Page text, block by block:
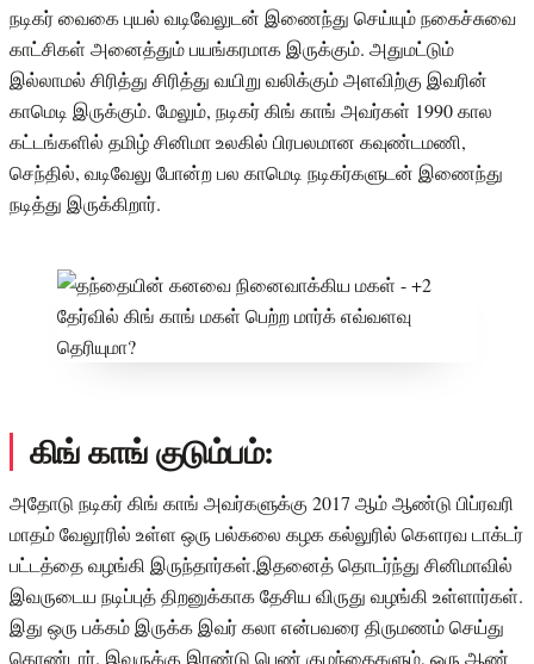
நடிகர் வைகை புயல் வடிவேலுடன் இணைந்து செய்யும் நகைச்சுவை
காட்சிகள் அனைத்தும் பயங்கரமாக இருக்கும். அதுமட்டும்
இல்லாமல் சிரித்து சிரித்து வயிறு வலிக்கும் அளவிற்கு இவரின்
காமெடி இருக்கும். மேலும், நடிகர் கிங் காங் அவர்கள் 1990 கால
கட்டங்களில் தமிழ் சினிமா உலகில் பிரபலமான கவுண்டமணி,
செந்தில், வடிவேலு போன்ற பல காமெடி நடிகர்களுடன் இணைந்து
நடித்து இருக்கிறார்.
கிங் காங் குடும்பம்:
அதோடு நடிகர் கிங் காங் அவர்களுக்கு 2017 ஆம் ஆண்டு பிப்ரவரி
மாதம் வேலூரில் உள்ள ஒரு பல்கலை கழக கல்லுரில் கௌரவ டாக்டர்
பட்டத்தை வழங்கி இருந்தார்கள்.இதனைத் தொடர்ந்து சினிமாவில்
இவருடைய நடிப்புத் திறனுக்காக தேசிய விருது வழங்கி உள்ளார்கள்.
இது ஒரு பக்கம் இருக்க இவர் கலா என்பவரை திருமணம் செய்து
கொண்டார். இவருக்கு இரண்டு பெண் குழந்தைகளும், ஒரு ஆண்